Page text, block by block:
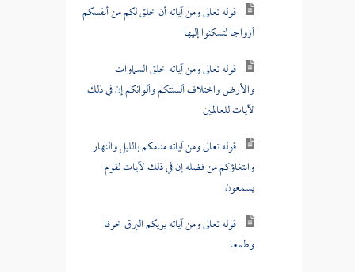
قوله تعالى ومن آياته أن خلق لكم من أنفسكم
أزواجا لتسكنوا إليها
قوله تعالى ومن آياته خلق السماوات
والأرض واختلاف ألسنتكم وألوانكم إن في ذلك
لآيات للعالمين
قوله تعالى ومن آياته منامكم بالليل والنهار
وابتغاؤكم من فضله إن في ذلك لآيات لقوم
يسمعون
قوله تعالى ومن آياته يريكم البرق خوفا
وطمعا